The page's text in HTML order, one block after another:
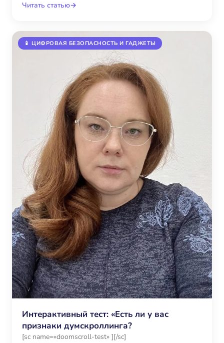
Читать статью→
📱 ЦИФРОВАЯ БЕЗОПАСНОСТЬ И ГАДЖЕТЫ
Интерактивный тест: «Есть ли у вас
признаки думскроллинга?
[sc name=»doomscroll-test» ][/sc]